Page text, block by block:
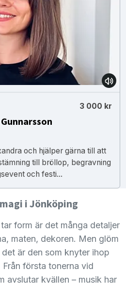
3 000 kr
och hjälper gärna till att
till bröllop, begravning
och festi...
i Jönköping
form är det många detaljer
maten, dekoren. Men glöm
är den som knyter ihop
första tonerna vid
avslutar kvällen – musik har